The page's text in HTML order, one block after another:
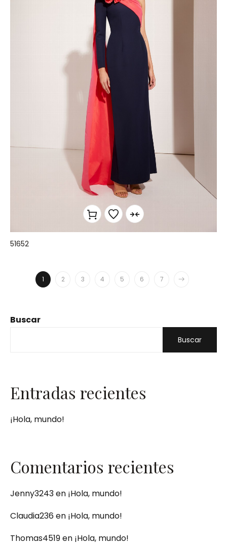
Buscar
Buscar
Entradas recientes
¡Hola, mundo!
Comentarios recientes
Jenny3243en ¡Hola, mundo!
Claudia236en ¡Hola, mundo!
Thomas4519en ¡Hola, mundo!
51652
1 2 3 4 5 6 7